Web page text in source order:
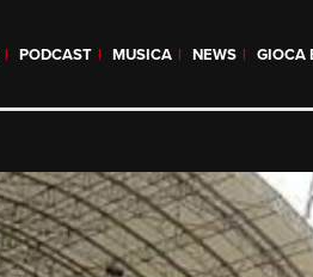
PODCAST MUSICA NEWS GIOCA